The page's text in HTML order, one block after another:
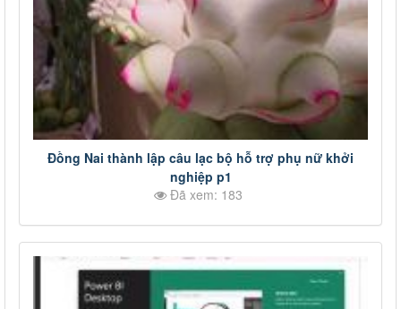
Đồng Nai thành lập câu lạc bộ hỗ trợ phụ nữ khởi
nghiệp p1
Đã xem: 183